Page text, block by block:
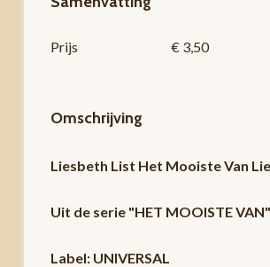
Prijs € 3,50
Omschrijving
Liesbeth List Het Mooiste Van
Uit de serie "HET MOOISTE VAN"
Label: UNIVERSAL